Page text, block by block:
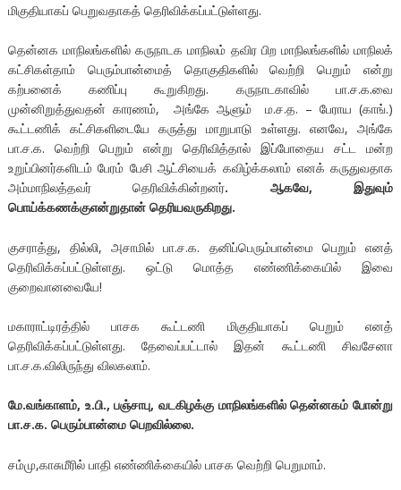
மிகுதியாகப் பெறுவதாகத் தெரிவிக்கப்பட்டுள்ளது.
தென்னக மாநிலங்களில் கருநாடக மாநிலம் தவிர பிற மாநிலங்களில் மாநிலக்
கட்சிகள்தாம் பெரும்பான்மைத் தொகுதிகளில் வெற்றி பெறும் என்று
கற்பனைக் கணிப்பு கூறுகிறது. கருநாடகாவில் பா.ச.க.வை
முன்னிறுத்துவதன் காரணம், அங்கே ஆளும் ம.ச.த. – பேராய (காங்.)
கூட்டணிக் கட்சிகளிடையே கருத்து மாறுபாடு உள்ளது. எனவே, அங்கே
பா.ச.க. வெற்றி பெறும் என்று தெரிவித்தால் இப்போதைய சட்ட மன்ற
உறுப்பினர்களிடம் பேரம் பேசி ஆட்சியைக் கவிழ்க்கலாம் எனக் கருதுவதாக
அம்மாநிலத்தவர் தெரிவிக்கின்றனர். ஆகவே, இதுவும்
பொய்க்கணக்குஎன்றுதான் தெரியவருகிறது.
குசராத்து, தில்லி, அசாமில் பா.ச.க. தனிப்பெரும்பான்மை பெறும் எனத்
தெரிவிக்கப்பட்டுள்ளது. ஒட்டு மொத்த எண்ணிக்கையில் இவை
குறைவானவையே!
மகாராட்டிரத்தில் பாசக கூட்டணி மிகுதியாகப் பெறும் எனத்
தெரிவிக்கப்பட்டுள்ளது. தேவைப்பட்டால் இதன் கூட்டணி சிவசேனா
பா.ச.க.விலிருந்து விலகலாம்.
மே.வங்காளம், உ.பி.,பஞ்சாபு,வடகிழக்கு மாநிலங்களில் தென்னகம் போன்று
பா.ச.க. பெரும்பான்மை பெறவில்லை.
சம்மு,காசுமீரில் பாதி எண்ணிக்கையில் பாசக வெற்றி பெறுமாம்.